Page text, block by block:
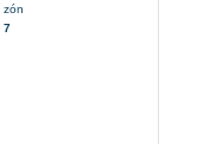
zón
7